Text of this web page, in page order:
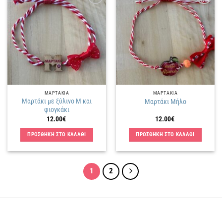
Πρόσθήκη
στην
λίστα
επιθυμιών
ΜΑΡΤΑΚΙΑ
Μαρτάκι με ξύλινο Μ και
φιογκάκι
12.00€
ΠΡΟΣΘΗΚΗ ΣΤΟ ΚΑΛΑΘΙ
Πρόσθήκη
στην
λίστα
επιθυμιών
ΜΑΡΤΑΚΙΑ
Μαρτάκι Μήλο
12.00€
ΠΡΟΣΘΗΚΗ ΣΤΟ ΚΑΛΑΘΙ
1 2